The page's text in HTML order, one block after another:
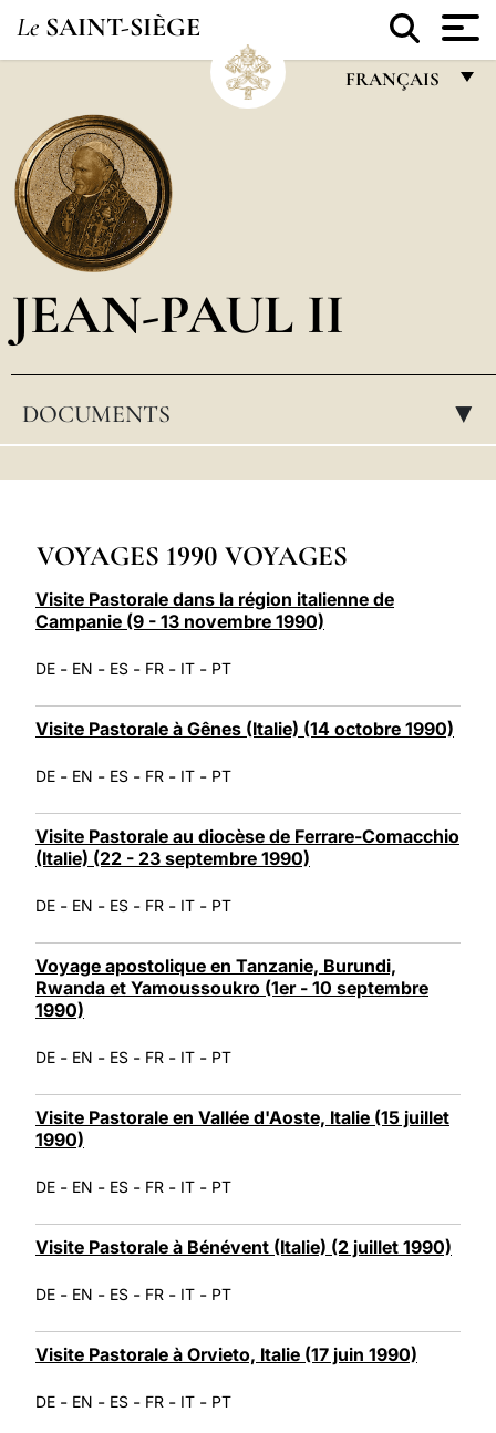
Le SAINT-SIÈGE
FRANÇAIS
POLSKI
JEAN-PAUL II
DOCUMENTS ▸
VOYAGES 1990 VOYAGES
Visite Pastorale dans la région italienne de
Campanie (9 - 13 novembre 1990)
DE - EN - ES - FR - IT - PT
Visite Pastorale à Gênes (Italie) (14 octobre 1990)
DE - EN - ES - FR - IT - PT
Visite Pastorale au diocèse de Ferrare-Comacchio
(Italie) (22 - 23 septembre 1990)
DE - EN - ES - FR - IT - PT
Voyage apostolique en Tanzanie, Burundi,
Rwanda et Yamoussoukro (1er - 10 septembre
1990)
DE - EN - ES - FR - IT - PT
Visite Pastorale en Vallée d'Aoste, Italie (15 juillet
1990)
DE - EN - ES - FR - IT - PT
Visite Pastorale à Bénévent (Italie) (2 juillet 1990)
DE - EN - ES - FR - IT - PT
Visite Pastorale à Orvieto, Italie (17 juin 1990)
DE - EN - ES - FR - IT - PT